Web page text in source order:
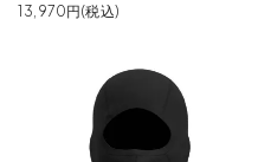
13,970円(税込)